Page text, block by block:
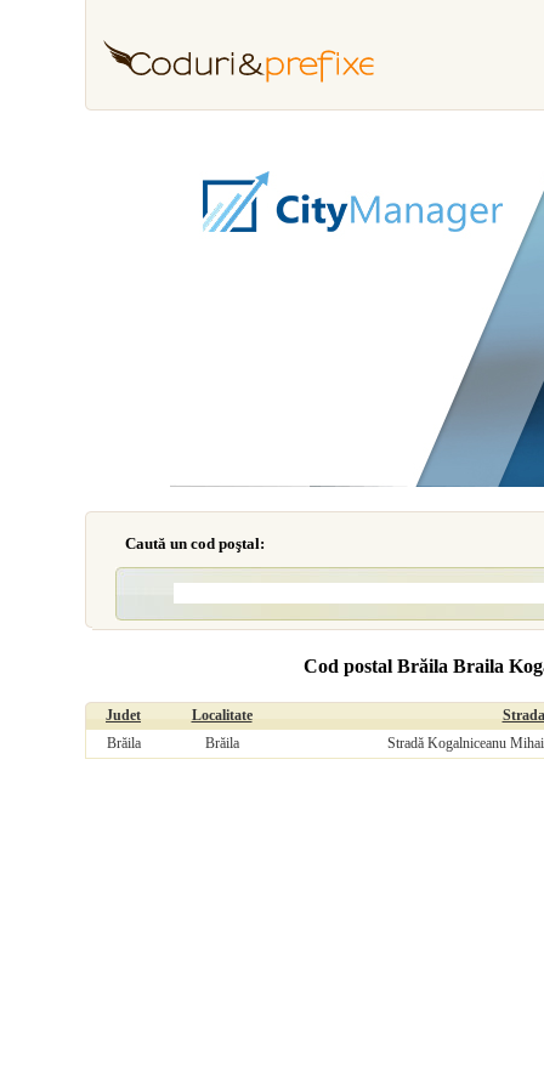
Caută un cod poştal:
Cod postal Brăila Braila
Judet Localitate
Strada
Brăila
Brăila Stradă Kogalniceanu